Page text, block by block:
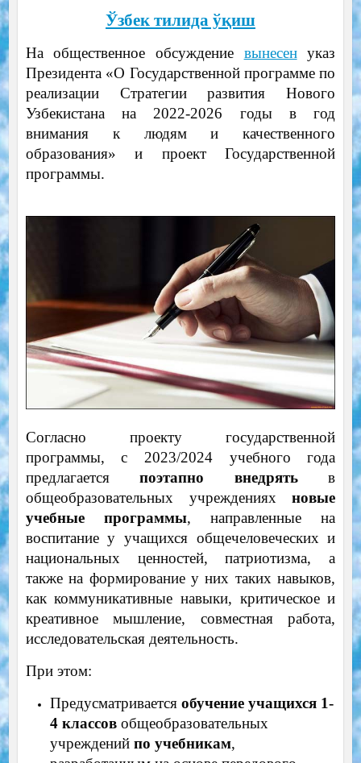
Ўзбек тилида ўқиш
На общественное обсуждение вынесенуказ
Президента «О Государственной программе по
реализации Стратегии развития Нового
Узбекистана на 2022-2026 годы в год
внимания к людям и качественного
образования» и проект Государственной
программы.
Согласно проекту государственной
программы, с 2023/2024 учебного года
предлагаетсяпоэтапно внедрятьв
общеобразовательных учрежденияхновые
учебные программы, направленные на
воспитание у учащихся общечеловеческих и
национальных ценностей, патриотизма, а
также на формирование у них таких навыков,
как коммуникативные навыки, критическое и
креативное мышление, совместная работа,
исследовательская деятельность.
При этом:
Предусматривается обучение учащихся 1-
4 классовобщеобразовательных
учреждений по учебникам,